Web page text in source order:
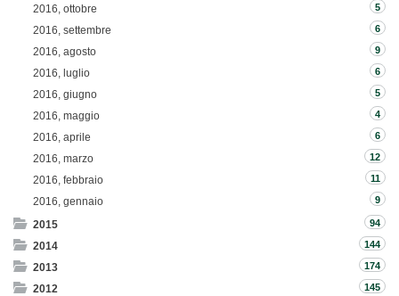
2016, ottobre 5
2016, settembre 6
2016, agosto 9
2016, luglio 6
2016, giugno 5
2016, maggio 4
2016, aprile 6
2016, marzo 12
2016, febbraio 11
2016, gennaio 9
2015 94
2014 144
2013 174
2012 145